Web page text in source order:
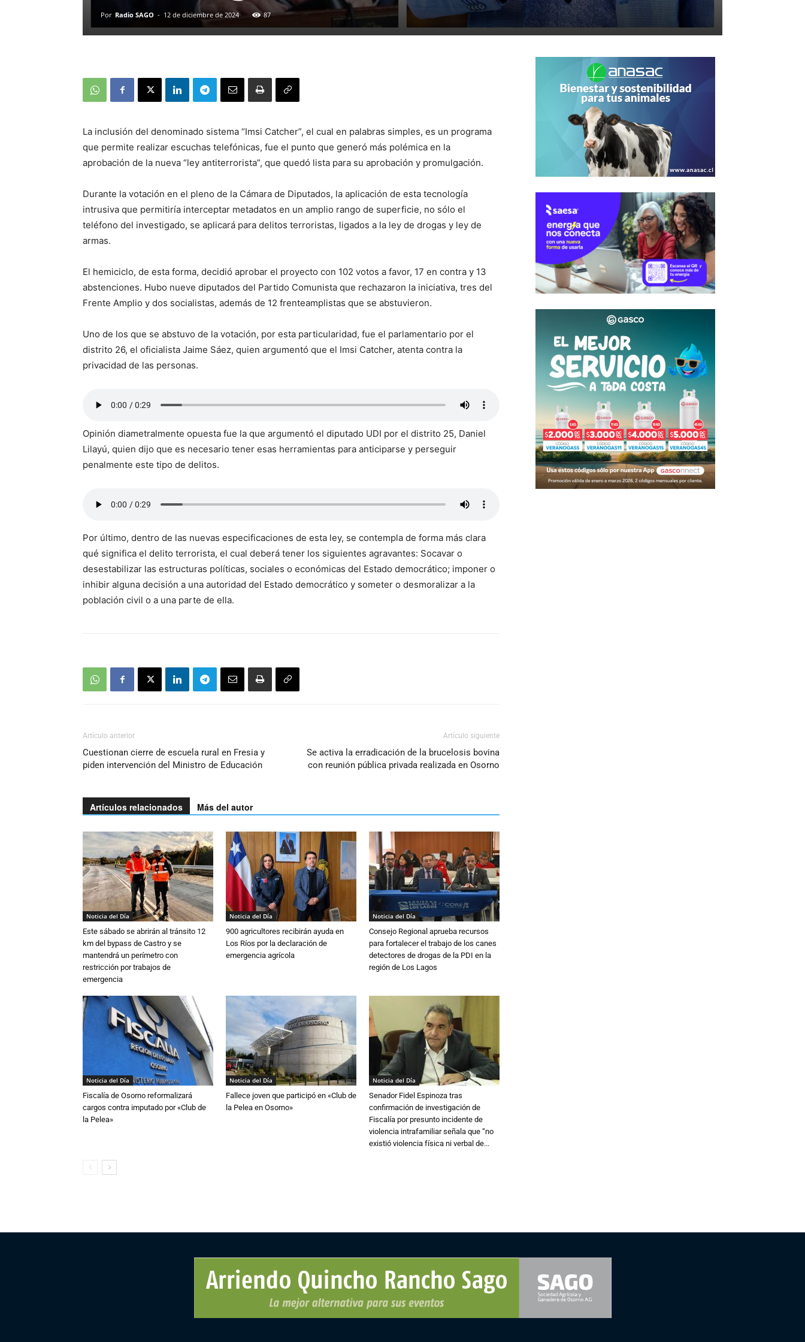
Por Radio SAGO - 12 de diciembre de 2024 87
La inclusión del denominado sistema “Imsi Catcher”, el cual en palabras simples, es un programa
que permite realizar escuchas telefónicas, fue el punto que generó más polémica en la
aprobación de la nueva “ley antiterrorista”, que quedó lista para su aprobación y promulgación.
Durante la votación en el pleno de la Cámara de Diputados, la aplicación de esta tecnología
intrusiva que permitiría interceptar metadatos en un amplio rango de superficie, no sólo el
teléfono del investigado, se aplicará para delitos terroristas, ligados a la ley de drogas y ley de
armas.
El hemiciclo, de esta forma, decidió aprobar el proyecto con 102 votos a favor, 17 en contra y 13
abstenciones. Hubo nueve diputados del Partido Comunista que rechazaron la iniciativa, tres del
Frente Amplio y dos socialistas, además de 12 frenteamplistas que se abstuvieron.
Uno de los que se abstuvo de la votación, por esta particularidad, fue el parlamentario por el
distrito 26, el oficialista Jaime Sáez, quien argumentó que el Imsi Catcher, atenta contra la
privacidad de las personas.
Opinión diametralmente opuesta fue la que argumentó el diputado UDI por el distrito 25, Daniel
Lilayú, quien dijo que es necesario tener esas herramientas para anticiparse y perseguir
penalmente este tipo de delitos.
Por último, dentro de las nuevas especificaciones de esta ley, se contempla de forma más clara
qué significa el delito terrorista, el cual deberá tener los siguientes agravantes: Socavar o
desestabilizar las estructuras políticas, sociales o económicas del Estado democrático; imponer o
inhibir alguna decisión a una autoridad del Estado democrático y someter o desmoralizar a la
población civil o a una parte de ella.
Artículo anterior
Cuestionan cierre de escuela rural en Fresia y
piden intervención del Ministro de Educación
Artículo siguiente
Se activa la erradicación de la brucelosis bovina
con reunión pública privada realizada en Osorno
Artículos relacionados Más del autor
Noticia del Día
Este sábado se abrirán al tránsito 12
km del bypass de Castro y se
mantendrá un perímetro con
restricción por trabajos de
emergencia
Noticia del Día
900 agricultores recibirán ayuda en
Los Ríos por la declaración de
emergencia agrícola
Noticia del Día
Consejo Regional aprueba recursos
para fortalecer el trabajo de los canes
detectores de drogas de la PDI en la
región de Los Lagos
Noticia del Día
Fiscalía de Osorno reformalizará
cargos contra imputado por «Club de
la Pelea»
Noticia del Día
Fallece joven que participó en «Club de
la Pelea en Osorno»
Noticia del Día
Senador Fidel Espinoza tras
confirmación de investigación de
Fiscalía por presunto incidente de
violencia intrafamiliar señala que “no
existió violencia física ni verbal de...